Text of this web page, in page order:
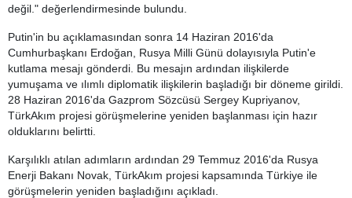
değil." değerlendirmesinde bulundu.
Putin'in bu açıklamasından sonra 14 Haziran 2016'da
Cumhurbaşkanı Erdoğan, Rusya Milli Günü dolayısıyla Putin'e
kutlama mesajı gönderdi. Bu mesajın ardından ilişkilerde
yumuşama ve ılımlı diplomatik ilişkilerin başladığı bir döneme girildi.
28 Haziran 2016'da Gazprom Sözcüsü Sergey Kupriyanov,
TürkAkım projesi görüşmelerine yeniden başlanması için hazır
olduklarını belirtti.
Karşılıklı atılan adımların ardından 29 Temmuz 2016'da Rusya
Enerji Bakanı Novak, TürkAkım projesi kapsamında Türkiye ile
görüşmelerin yeniden başladığını açıkladı.